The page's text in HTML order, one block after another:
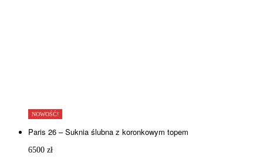
NOWOŚĆ!
Paris 26 – Suknia ślubna z koronkowym topem
6500 zł